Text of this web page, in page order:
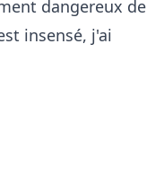
dangereux de
insensé, j'ai